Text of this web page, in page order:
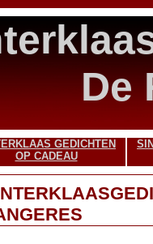
De
GEDICHTEN
OP CADEAU